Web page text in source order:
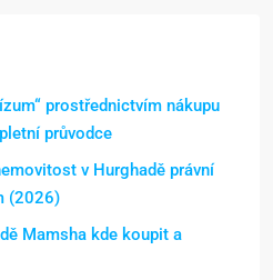
prostřednictvím nákupu
průvodce
v Hurghadě právní
(2026)
Mamsha kde koupit a